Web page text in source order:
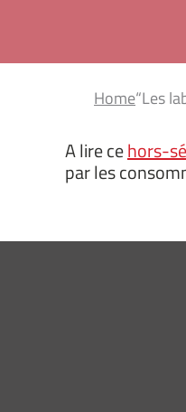
Home“Les
A lire cehors-
par les